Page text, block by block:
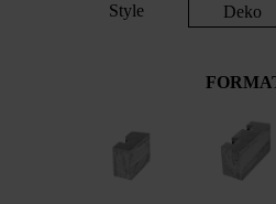
Style Deko